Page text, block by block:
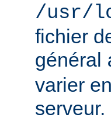
/usr/
fichier
général
varier
serveur.